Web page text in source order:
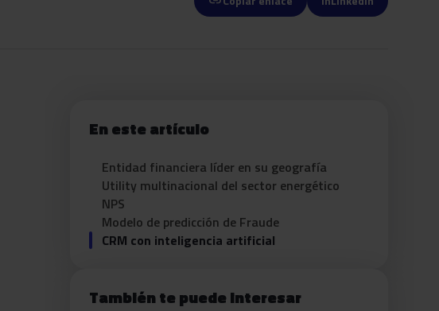
En este artículo
Entidad financiera líder en su geografía
Utility multinacional del sector energético
NPS
Modelo de predicción de Fraude
CRM con inteligencia artificial
También te puede interesar